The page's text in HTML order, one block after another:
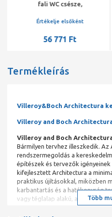
fali WC csésze,
Rimfree, Fehér
Értékelje elsőként
56 771 Ft
Termékleírás
Villeroy&Boch Architectura
Villeroy and Boch
Villeroy and Boch
Bármilyen tervhez illeszkedik. Az
rendszermegoldás a
építészek és tervezők
kifejlesztett Architectura a
praktikus újításokkal, miközben
karbantartás és a hatékonyság
vagy téglalap alakú, a sokoldalú
személyre szabott fürdőszobai
Több